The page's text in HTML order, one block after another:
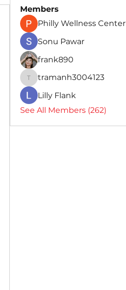
Members
Philly Wellness Center
Sonu Pawar
frank890
tramanh3004123
tramanh3004123
Lilly Flank
See All Members (262)